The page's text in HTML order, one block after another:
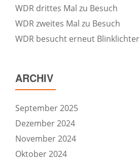
WDR drittes Mal zu Besuch
WDR zweites Mal zu Besuch
WDR besucht erneut Blinklichter
ARCHIV
September 2025
Dezember 2024
November 2024
Oktober 2024